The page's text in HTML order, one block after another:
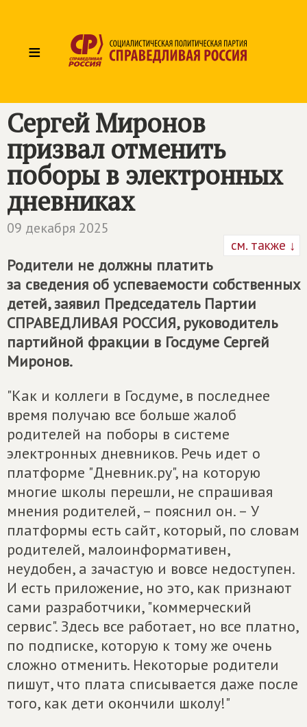
≡
Сергей Миронов
призвал отменить
поборы в электронных
дневниках
09 декабря 2025
см. также ↓
Родители не должны платить
за сведения об успеваемости собственных
детей, заявил Председатель Партии
СПРАВЕДЛИВАЯ РОССИЯ, руководитель
партийной фракции в Госдуме Сергей
Миронов.
"Как и коллеги в Госдуме, в последнее
время получаю все больше жалоб
родителей на поборы в системе
электронных дневников. Речь идет о
платформе "Дневник.ру", на которую
многие школы перешли, не спрашивая
мнения родителей, – пояснил он. – У
платформы есть сайт, который, по словам
родителей, малоинформативен,
неудобен, а зачастую и вовсе недоступен.
И есть приложение, но это, как признают
сами разработчики, "коммерческий
сервис". Здесь все работает, но все платно,
по подписке, которую к тому же очень
сложно отменить. Некоторые родители
пишут, что плата списывается даже после
того, как дети окончили школу!"